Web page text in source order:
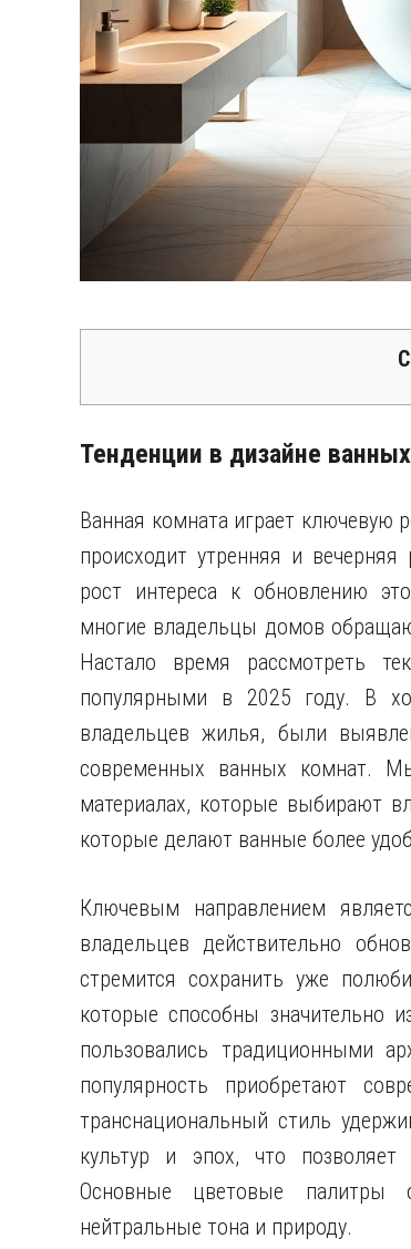
Тенденции в дизайне
Ванная комната играет ключевую
происходит утренняя и
рост интереса к обновлению
многие владельцы домов
Настало время рассмотреть
популярными в 2025 году. В
владельцев жилья, были
современных ванных комнат.
материалах, которые выбирают
которые делают ванные более
Ключевым направлением
владельцев действительно
стремится сохранить уже
которые способны
пользовались традиционными
популярность приобретают
транснациональный стиль
культур и эпох, что позволяет
Основные цветовые палитры
нейтральные тона и природу.